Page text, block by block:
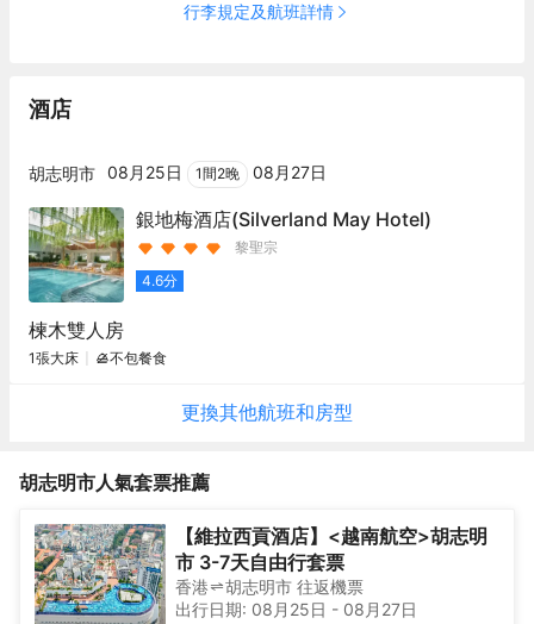
行李規定及航班詳情
酒店
胡志明市 08月25日 1間2晚 08月27日
銀地梅酒店(Silverland May Hotel)
黎聖宗
4.6分
楝木雙人房
1張大床 不包餐食
更換其他航班和房型
胡志明市人氣套票推薦
【維拉西貢酒店】<越南航空>胡志明
市 3-7天自由行套票
香港 胡志明市 往返機票
出行日期: 08月25日 - 08月27日